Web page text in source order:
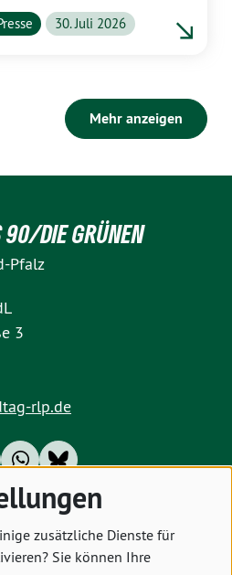
30. Juli 2026
Mehr anzeigen
DIE GRÜNEN
Pfalz
3
rlp.de
Cookies
zusätzliche Dienste für
Sie können Ihre